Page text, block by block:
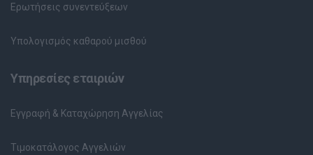
Ερωτήσεις συνεντεύξεων
Υπολογισμός καθαρού μισθού
Υπηρεσίες εταιριών
Εγγραφή & Καταχώρηση Αγγελίας
Τιμοκατάλογος Αγγελιών